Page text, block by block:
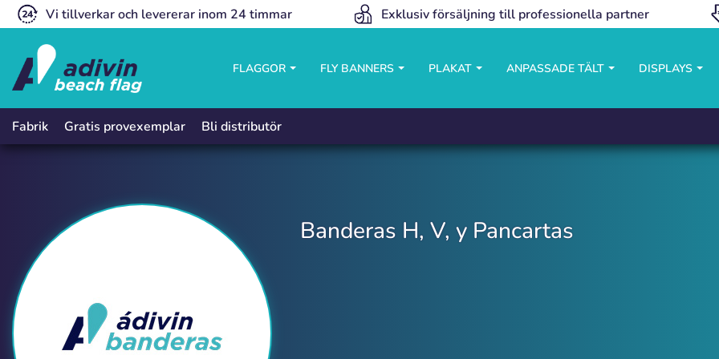
Vi tillverkar och levererar inom 24 timmar Exklusiv försäljning till professionella partner
FLAGGOR FLY BANNERS PLAKAT ANPASSADE TÄLT DISPLAYS
Fabrik Gratis provexemplar Bli distributör
Banderas H, V, y Pancartas
Banderas H, V, y Pancartas